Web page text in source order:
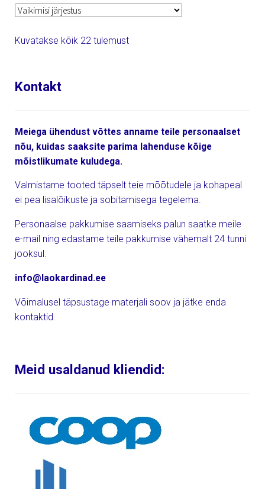
Kuvatakse kõik 22 tulemust
Kontakt
Meiega ühendust võttes anname teile personaalset
nõu, kuidas saaksite parima lahenduse kõige
mõistlikumate kuludega.
Valmistame tooted täpselt teie mõõtudele ja kohapeal
ei pea lisalõikuste ja sobitamisega tegelema.
Personaalse pakkumise saamiseks palun saatke meile
e-mail ning edastame teile pakkumise vähemalt 24 tunni
jooksul.
info@laokardinad.ee
Võimalusel täpsustage materjali soov ja jätke enda
kontaktid.
Meid usaldanud kliendid: